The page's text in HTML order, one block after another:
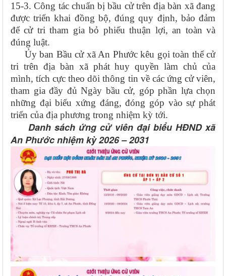
15-3. Công tác chuẩn bị bầu cử trên địa bàn xã đang
được triển khai đồng bộ, đúng quy định, bảo đảm
để cử tri tham gia bỏ phiếu thuận lợi, an toàn và
đúng luật.
Ủy ban Bầu cử xã An Phước kêu gọi toàn thể cử
tri trên địa bàn xã phát huy quyền làm chủ của
mình, tích cực theo dõi thông tin về các ứng cử viên,
tham gia đầy đủ Ngày bầu cử, góp phần lựa chọn
những đại biểu xứng đáng, đóng góp vào sự phát
triển của địa phương trong nhiệm kỳ tới.
Danh sách ứng cử viên đại biểu HĐND xã
An Phước nhiệm kỳ 2026 – 2031